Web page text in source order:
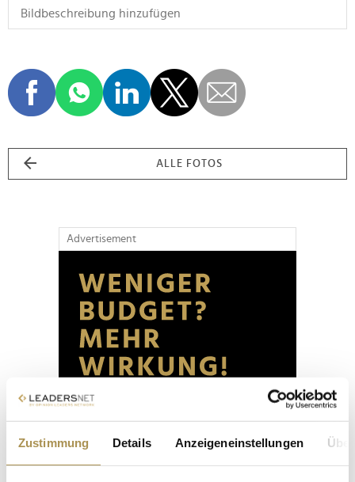
Zustimmung Details Anzeigeneinstellungen
ALLE FOTOS
Advertisement